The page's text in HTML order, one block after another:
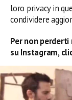
loro privacy in
condividere
Per non perderti
su Instagram,